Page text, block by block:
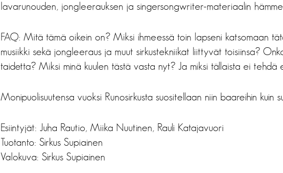
lavarunouden, jongleerauksen ja singersongwriter-materiaalin
FAQ: Mitä tämä oikein on? Miksi ihmeessä toin lapseni katsomaan
musiikki sekä jongleeraus ja muut sirkustekniikat liittyvät toisiinsa?
taidetta? Miksi minä kuulen tästä vasta nyt? Ja miksi tällaista ei tehdä
Monipuolisuutensa vuoksi Runosirkusta suositellaan niin baareihin kuin
Esiintyjät: Juha Rautio, Miika Nuutinen, Rauli Katajavuori
Tuotanto: Sirkus Supiainen
Valokuva: Sirkus Supiainen